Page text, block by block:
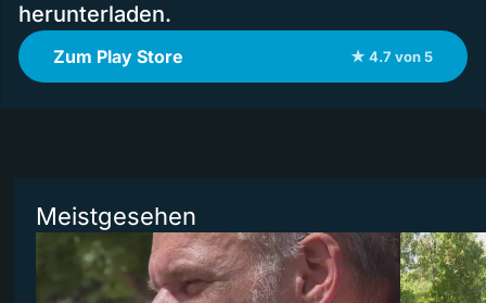
herunterladen.
Zum Play Store ★ 4.7 von 5
Meistgesehen